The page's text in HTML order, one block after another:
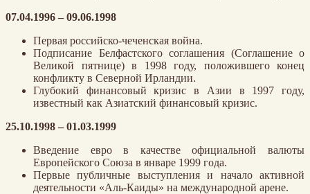
07.04.1996 – 09.06.1998
Первая российско-чеченская война.
Подписание Белфастского соглашения (Соглашение о
Великой пятнице) в 1998 году, положившего конец
конфликту в Северной Ирландии.
Глубокий финансовый кризис в Азии в 1997 году,
известный как Азиатский финансовый кризис.
25.10.1998 – 01.03.1999
Введение евро в качестве официальной валюты
Европейского Союза в январе 1999 года.
Первые публичные выступления и начало активной
деятельности «Аль-Каиды» на международной арене.